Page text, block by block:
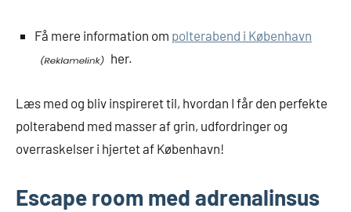
Få mere information om polterabend i København
her.
Læs med og bliv inspireret til, hvordan I får den perfekte
polterabend med masser af grin, udfordringer og
overraskelser i hjertet af København!
Escape room med adrenalinsus